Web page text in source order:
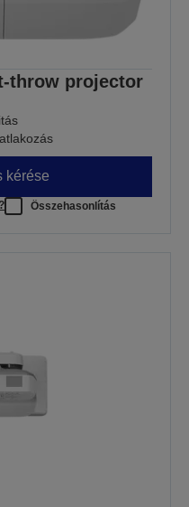
throw projector
kérése
Összehasonlítás